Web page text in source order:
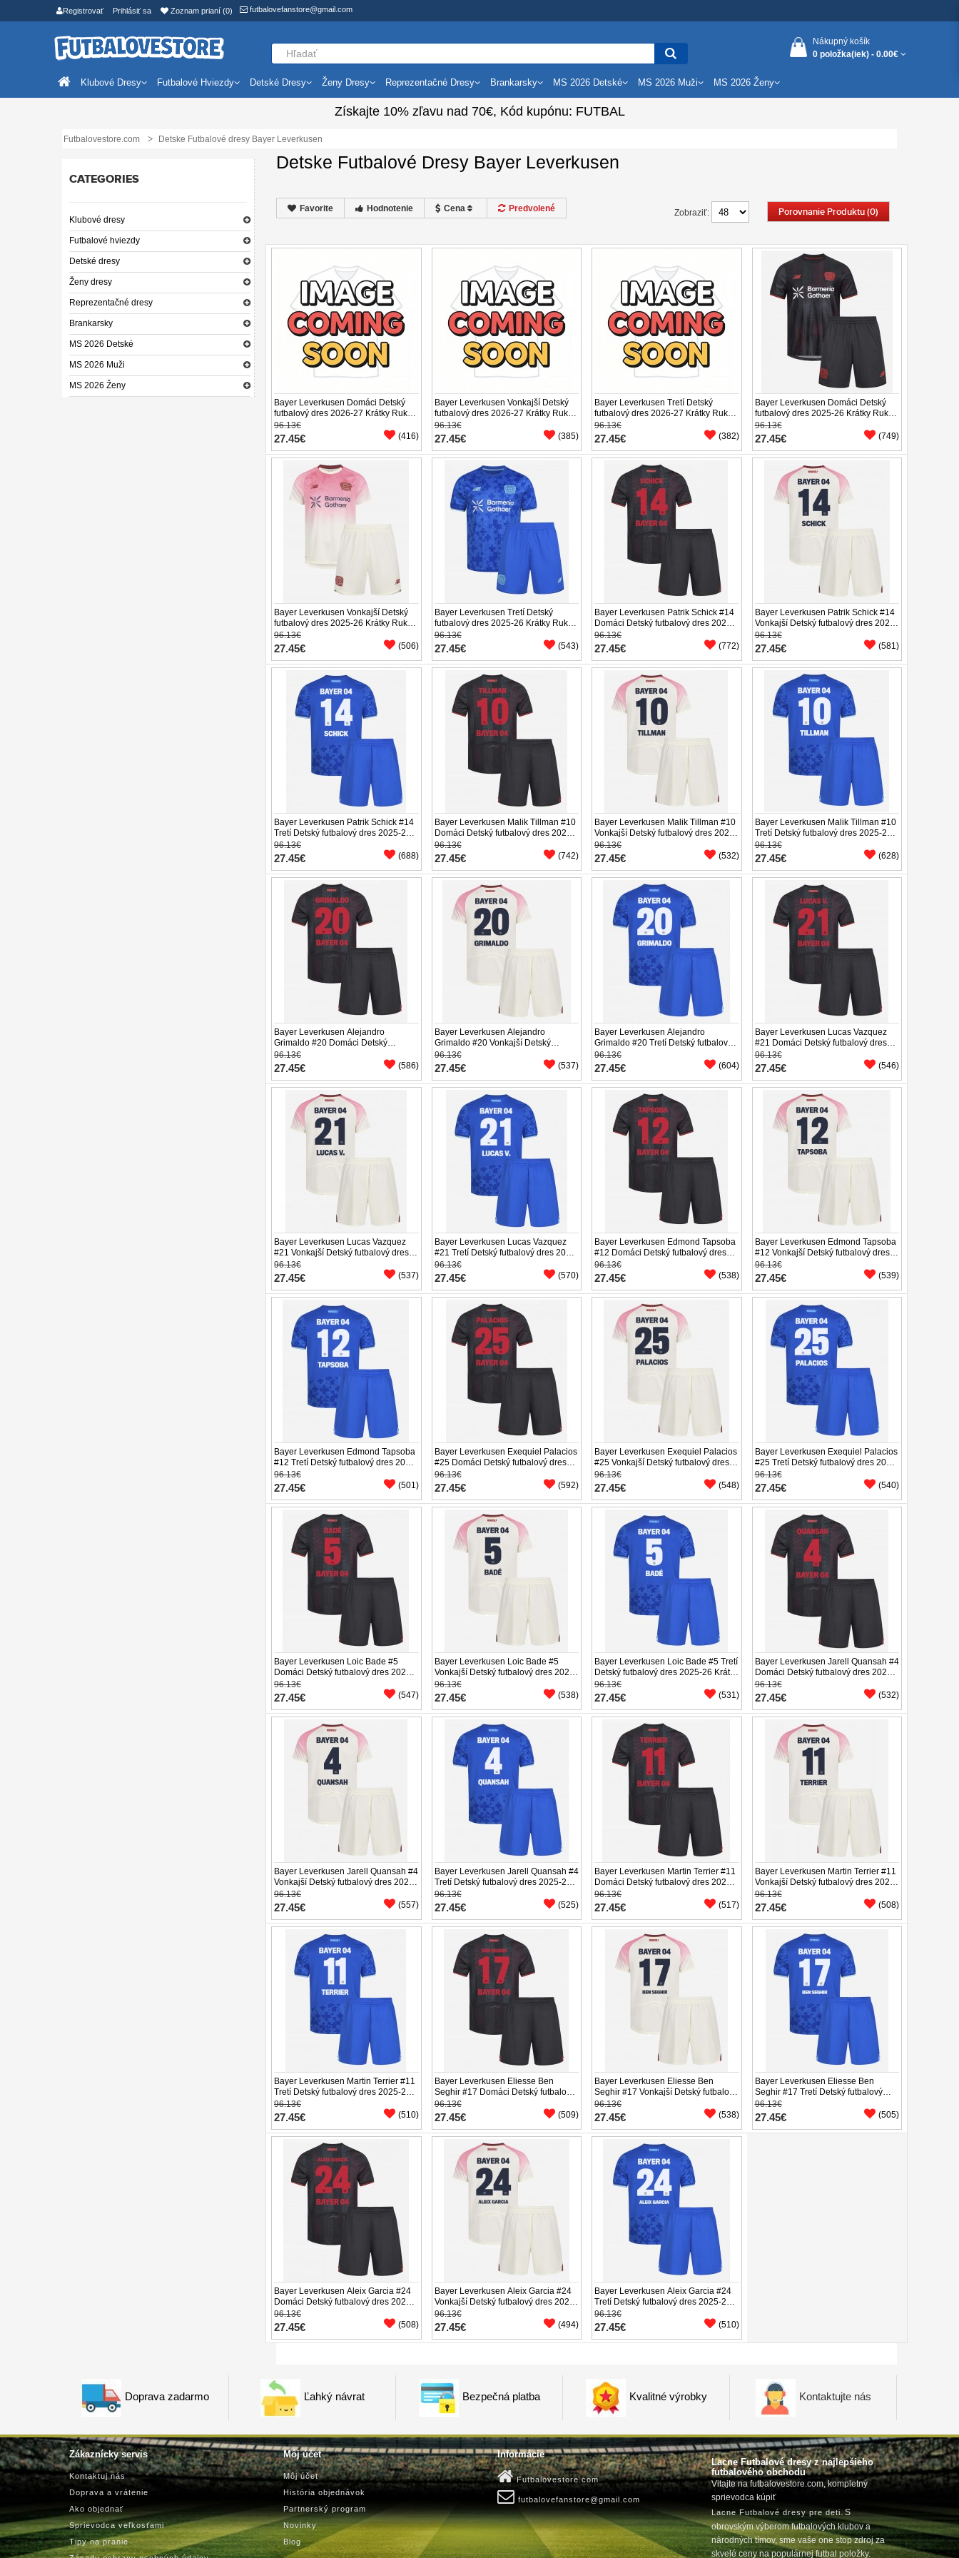
Registrovať Prihlásiť sa Zoznam prianí (0) futbalovefanstore@gmail.com
Nákupný košík
0 položka(iek) - 0.00€
Klubové Dresy Futbalové Hviezdy Detské Dresy Ženy Dresy Reprezentačné Dresy Brankarsky MS 2026 Detské MS 2026 Muži MS 2026 Ženy
Získajte 10%zľavu nad 70€, Kód kupónu: FUTBAL
Futbalovestore.com Detske Futbalové dresy Bayer Leverkusen
CATEGORIES
Klubové dresy
Futbalové hviezdy
Detské dresy
Ženy dresy
Reprezentačné dresy
Brankarsky
MS 2026 Detské
MS 2026 Muži
MS 2026 Ženy
Detske Futbalové Dresy Bayer Leverkusen
Porovnanie Produktu (0)
Zobraziť:
Favorite Hodnotenie Cena Predvolené
Bayer Leverkusen Domáci Detský
futbalový dres 2026-27 Krátky Rukáv
(+ trenírky)
96.13€
27.45€ (416)
Bayer Leverkusen Vonkajší Detský
futbalový dres 2026-27 Krátky Rukáv
(+ trenírky)
96.13€
27.45€ (385)
Bayer Leverkusen Tretí Detský
futbalový dres 2026-27 Krátky Rukáv
(+ trenírky)
96.13€
27.45€ (382)
Bayer Leverkusen Domáci Detský
futbalový dres 2025-26 Krátky Rukáv
(+ trenírky)
96.13€
27.45€ (749)
Bayer Leverkusen Vonkajší Detský
futbalový dres 2025-26 Krátky Rukáv
(+ trenírky)
96.13€
27.45€ (506)
Bayer Leverkusen Tretí Detský
futbalový dres 2025-26 Krátky Rukáv
(+ trenírky)
96.13€
27.45€ (543)
Bayer Leverkusen Patrik Schick #14
Domáci Detský futbalový dres 2025-
26 Krátky Rukáv (+ trenírky)
96.13€
27.45€ (772)
Bayer Leverkusen Patrik Schick #14
Vonkajší Detský futbalový dres 2025-
26 Krátky Rukáv (+ trenírky)
96.13€
27.45€ (581)
Bayer Leverkusen Patrik Schick #14
Tretí Detský futbalový dres 2025-26
Krátky Rukáv (+ trenírky)
96.13€
27.45€ (688)
Bayer Leverkusen Malik Tillman #10
Domáci Detský futbalový dres 2025-
26 Krátky Rukáv (+ trenírky)
96.13€
27.45€ (742)
Bayer Leverkusen Malik Tillman #10
Vonkajší Detský futbalový dres 2025-
26 Krátky Rukáv (+ trenírky)
96.13€
27.45€ (532)
Bayer Leverkusen Malik Tillman #10
Tretí Detský futbalový dres 2025-26
Krátky Rukáv (+ trenírky)
96.13€
27.45€ (628)
Bayer Leverkusen Alejandro
Grimaldo #20 Domáci Detský
futbalový dres 2025-26 Krátky Rukáv
(+ trenírky)
96.13€
27.45€ (586)
Bayer Leverkusen Alejandro
Grimaldo #20 Vonkajší Detský
futbalový dres 2025-26 Krátky Rukáv
(+ trenírky)
96.13€
27.45€ (537)
Bayer Leverkusen Alejandro
Grimaldo #20 Tretí Detský futbalový
dres 2025-26 Krátky Rukáv (+
trenírky)
96.13€
27.45€ (604)
Bayer Leverkusen Lucas Vazquez
#21 Domáci Detský futbalový dres
2025-26 Krátky Rukáv (+ trenírky)
96.13€
27.45€ (546)
Bayer Leverkusen Lucas Vazquez
#21 Vonkajší Detský futbalový dres
2025-26 Krátky Rukáv (+ trenírky)
96.13€
27.45€ (537)
Bayer Leverkusen Lucas Vazquez
#21 Tretí Detský futbalový dres 2025-
26 Krátky Rukáv (+ trenírky)
96.13€
27.45€ (570)
Bayer Leverkusen Edmond Tapsoba
#12 Domáci Detský futbalový dres
2025-26 Krátky Rukáv (+ trenírky)
96.13€
27.45€ (538)
Bayer Leverkusen Edmond Tapsoba
#12 Vonkajší Detský futbalový dres
2025-26 Krátky Rukáv (+ trenírky)
96.13€
27.45€ (539)
Bayer Leverkusen Edmond Tapsoba
#12 Tretí Detský futbalový dres 2025-
26 Krátky Rukáv (+ trenírky)
96.13€
27.45€ (501)
Bayer Leverkusen Exequiel Palacios
#25 Domáci Detský futbalový dres
2025-26 Krátky Rukáv (+ trenírky)
96.13€
27.45€ (592)
Bayer Leverkusen Exequiel Palacios
#25 Vonkajší Detský futbalový dres
2025-26 Krátky Rukáv (+ trenírky)
96.13€
27.45€ (548)
Bayer Leverkusen Exequiel Palacios
#25 Tretí Detský futbalový dres 2025-
26 Krátky Rukáv (+ trenírky)
96.13€
27.45€ (540)
Bayer Leverkusen Loic Bade #5
Domáci Detský futbalový dres 2025-
26 Krátky Rukáv (+ trenírky)
96.13€
27.45€ (547)
Bayer Leverkusen Loic Bade #5
Vonkajší Detský futbalový dres 2025-
26 Krátky Rukáv (+ trenírky)
96.13€
27.45€ (538)
Bayer Leverkusen Loic Bade #5 Tretí
Detský futbalový dres 2025-26 Krátky
Rukáv (+ trenírky)
96.13€
27.45€ (531)
Bayer Leverkusen Jarell Quansah #4
Domáci Detský futbalový dres 2025-
26 Krátky Rukáv (+ trenírky)
96.13€
27.45€ (532)
Bayer Leverkusen Jarell Quansah #4
Vonkajší Detský futbalový dres 2025-
26 Krátky Rukáv (+ trenírky)
96.13€
27.45€ (557)
Bayer Leverkusen Jarell Quansah #4
Tretí Detský futbalový dres 2025-26
Krátky Rukáv (+ trenírky)
96.13€
27.45€ (525)
Bayer Leverkusen Martin Terrier #11
Domáci Detský futbalový dres 2025-
26 Krátky Rukáv (+ trenírky)
96.13€
27.45€ (517)
Bayer Leverkusen Martin Terrier #11
Vonkajší Detský futbalový dres 2025-
26 Krátky Rukáv (+ trenírky)
96.13€
27.45€ (508)
Bayer Leverkusen Martin Terrier #11
Tretí Detský futbalový dres 2025-26
Krátky Rukáv (+ trenírky)
96.13€
27.45€ (510)
Bayer Leverkusen Eliesse Ben
Seghir #17 Domáci Detský futbalový
dres 2025-26 Krátky Rukáv (+
trenírky)
96.13€
27.45€ (509)
Bayer Leverkusen Eliesse Ben
Seghir #17 Vonkajší Detský futbalový
dres 2025-26 Krátky Rukáv (+
trenírky)
96.13€
27.45€ (538)
Bayer Leverkusen Eliesse Ben
Seghir #17 Tretí Detský futbalový
dres 2025-26 Krátky Rukáv (+
trenírky)
96.13€
27.45€ (505)
Bayer Leverkusen Aleix Garcia #24
Domáci Detský futbalový dres 2025-
26 Krátky Rukáv (+ trenírky)
96.13€
27.45€ (508)
Bayer Leverkusen Aleix Garcia #24
Vonkajší Detský futbalový dres 2025-
26 Krátky Rukáv (+ trenírky)
96.13€
27.45€ (494)
Bayer Leverkusen Aleix Garcia #24
Tretí Detský futbalový dres 2025-26
Krátky Rukáv (+ trenírky)
96.13€
27.45€ (510)
Doprava zadarmo Ľahký návrat Bezpečná platba Kvalitné výrobky Kontaktujte nás
Zákaznícky servis
Kontaktuj nás
Doprava a vrátenie
Ako objednať
Sprievodca veľkosťami
Tipy na pranie
Môj účet
Môj účet
História objednávok
Partnerský program
Novinky
Blog
Informácie
Futbalovestore.com
futbalovefanstore@gmail.com
Lacne Futbalové dresy z najlepšieho
futbalového obchodu
Vitajte na futbalovestore.com, kompletný
sprievodca kúpiť
Lacne Futbalové dresy pre deti. S
obrovským výberom futbalových klubov a
národných tímov, sme vaše one stop zdroj za
skvelé ceny na populárnej futbal položky.